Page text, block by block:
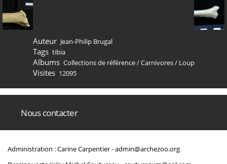
Auteur Jean-Philip Brugal
Tags tibia
Albums Collections de référence/Carnivores/ Loup
Visites 12095
Nous contacter
Administration : Carine Carpentier -admin@archezoo.org